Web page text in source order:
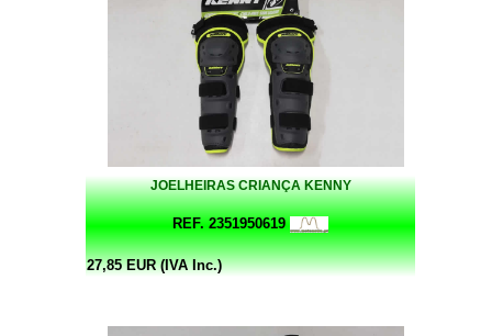
JOELHEIRAS CRIANÇA KENNY
REF. 2351950619
27,85 EUR (IVA Inc.)